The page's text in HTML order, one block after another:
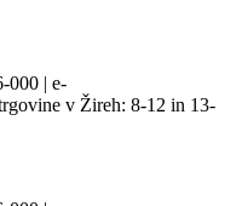
000 | e-
v Žireh: 8-12 in 13-